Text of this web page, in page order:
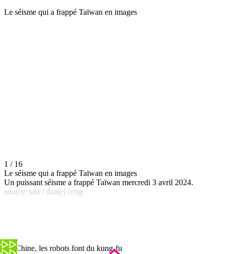
Le séisme qui a frappé Taïwan en images
1 / 16
Le séisme qui a frappé Taïwan en images
Un puissant séisme a frappé Taïwan mercredi 3 avril 2024.
source: sda / daniel ceng
En Chine, les robots font du kung-fu